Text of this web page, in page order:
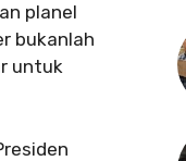
planel
bukanlah
untuk